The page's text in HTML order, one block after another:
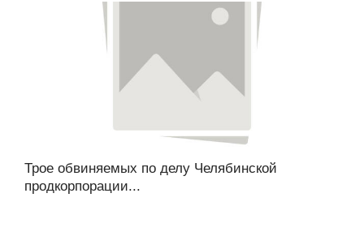
Трое обвиняемых по делу Челябинской
продкорпорации...